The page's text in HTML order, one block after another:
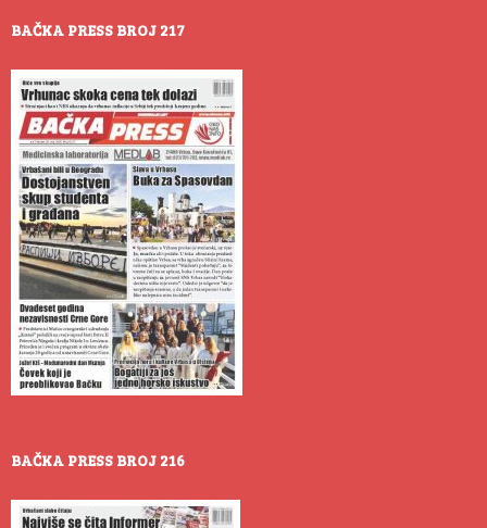
BAČKA PRESS BROJ 217
BAČKA PRESS BROJ 216